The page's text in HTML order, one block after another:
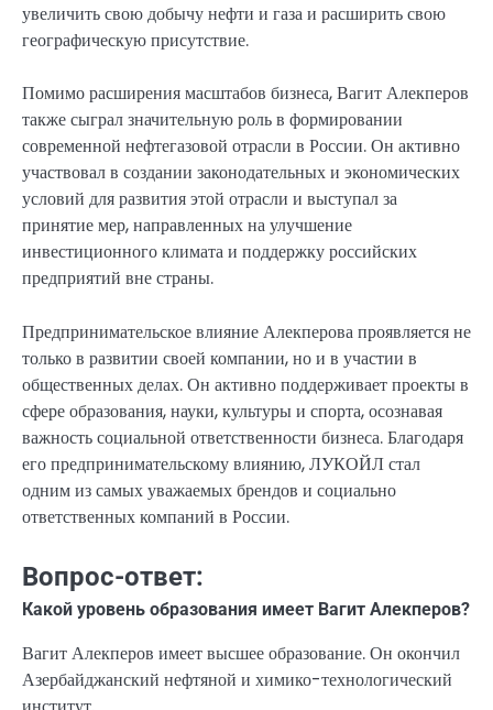
увеличить свою добычу нефти и газа и расширить свою
географическую присутствие.
Помимо расширения масштабов бизнеса, Вагит Алекперов
также сыграл значительную роль в формировании
современной нефтегазовой отрасли в России. Он активно
участвовал в создании законодательных и экономических
условий для развития этой отрасли и выступал за
принятие мер, направленных на улучшение
инвестиционного климата и поддержку российских
предприятий вне страны.
Предпринимательское влияние Алекперова проявляется не
только в развитии своей компании, но и в участии в
общественных делах. Он активно поддерживает проекты в
сфере образования, науки, культуры и спорта, осознавая
важность социальной ответственности бизнеса. Благодаря
его предпринимательскому влиянию, ЛУКОЙЛ стал
одним из самых уважаемых брендов и социально
ответственных компаний в России.
Вопрос-ответ:
Какой уровень образования имеет Вагит Алекперов?
Вагит Алекперов имеет высшее образование. Он окончил
Азербайджанский нефтяной и химико-технологический